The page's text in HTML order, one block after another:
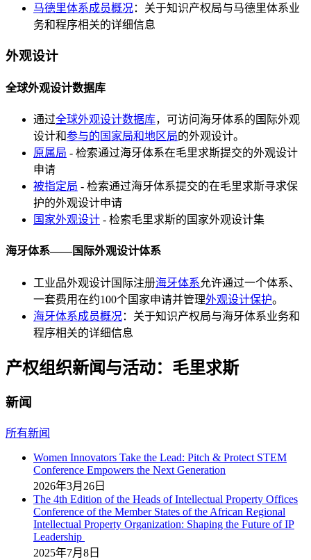
马德里体系成员概况：关于知识产权局与马德里体系业
务和程序相关的详细信息
外观设计
全球外观设计数据库
通过全球外观设计数据库，可访问海牙体系的国际外观
设计和参与的国家局和地区局的外观设计。
原属局 - 检索通过海牙体系在毛里求斯提交的外观设计
申请
被指定局 - 检索通过海牙体系提交的在毛里求斯寻求保
护的外观设计申请
国家外观设计 - 检索毛里求斯的国家外观设计集
海牙体系——国际外观设计体系
工业品外观设计国际注册海牙体系允许通过一个体系、
一套费用在约100个国家申请并管理外观设计保护。
海牙体系成员概况：关于知识产权局与海牙体系业务和
程序相关的详细信息
产权组织新闻与活动：毛里求斯
新闻
所有新闻
Women Innovators Take the Lead: Pitch & Protect STEM
Conference Empowers the Next Generation
2026年3月26日
The 4th Edition of the Heads of Intellectual Property Offices
Conference of the Member States of the African Regional
Intellectual Property Organization: Shaping the Future of IP
Leadership
2025年7月8日